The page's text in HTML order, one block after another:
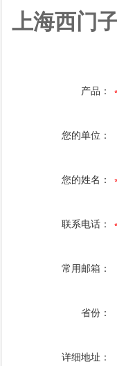
上海西门
产品：
您的单位：
您的姓名：
联系电话：
常用邮箱：
省份：
详细地址：